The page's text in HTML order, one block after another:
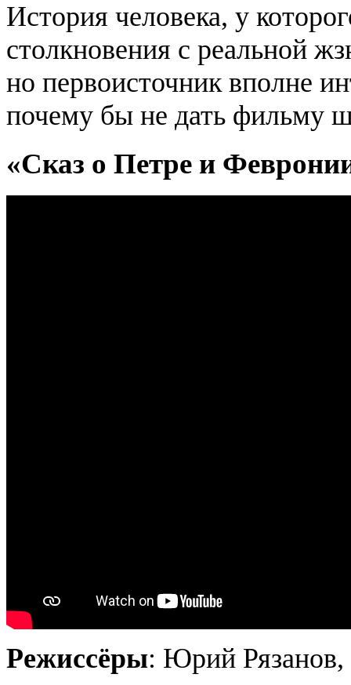
История человека, у
столкновения с реальной
но первоисточник вполне
почему бы не дать фильму
«Сказ о Петре и
Режиссёры: Юрий